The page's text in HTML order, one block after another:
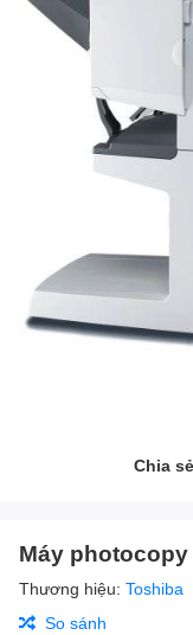
Chia sẻ
Máy
Thương hiệu: Toshiba
So sánh